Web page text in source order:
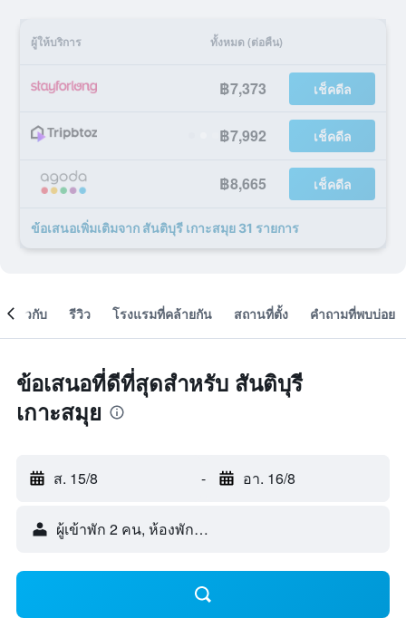
ผู้ให้บริการ ทั้งหมด (ต่อคืน)
฿7,373 เช็คดีล
฿7,992 เช็คดีล
฿8,665 เช็คดีล
ข้อเสนอเพิ่มเติมจาก สันติบุรี เกาะสมุย 31 รายการ
เกี่ยวกับ รีวิว โรงแรมที่คล้ายกัน สถานที่ตั้ง คำถามที่พบบ่อย
ข้อเสนอที่ดีที่สุดสำหรับ สันติบุรี
เกาะสมุย
ส. 15/8 - อา. 16/8
ผู้เข้าพัก 2 คน, ห้องพัก 1 ห้อง